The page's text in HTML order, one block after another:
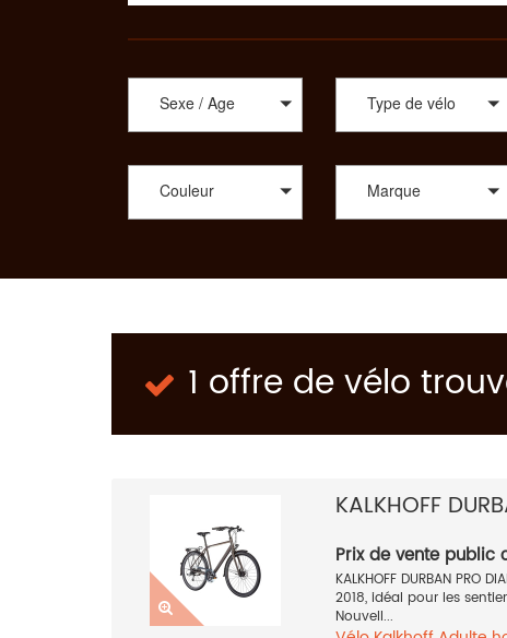
Sexe / Age Type de vélo
Couleur Marque
1 offre de vélo
KALKHOFF
Prix de vente public
KALKHOFF DURBAN PRO
2018, idéal pour les
Nouvell...